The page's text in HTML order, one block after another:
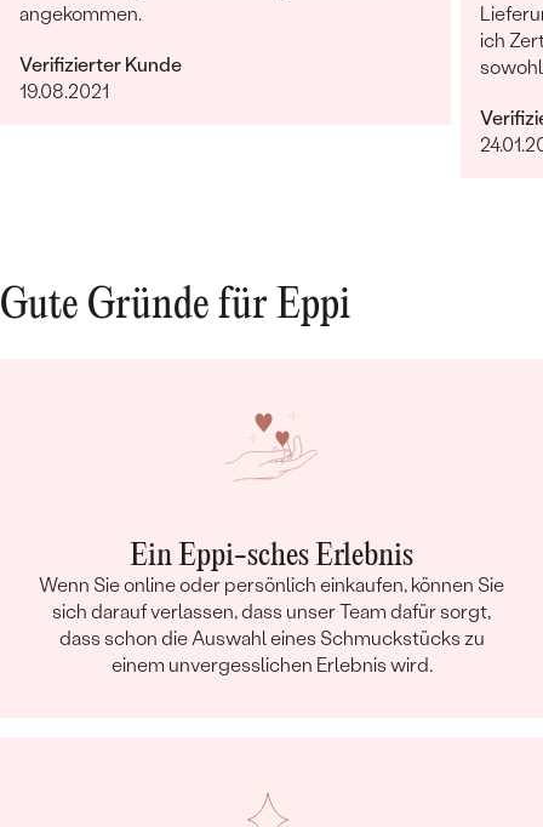
angekommen.
Verifizierter Kunde
19.08.2021
ich
Gute Gründe für Eppi
Ein Eppi-sches Erlebnis
Wenn Sie online oder persönlich einkaufen, können Sie
sich darauf verlassen, dass unser Team dafür sorgt,
dass schon die Auswahl eines Schmuckstücks zu
einem unvergesslichen Erlebnis wird.